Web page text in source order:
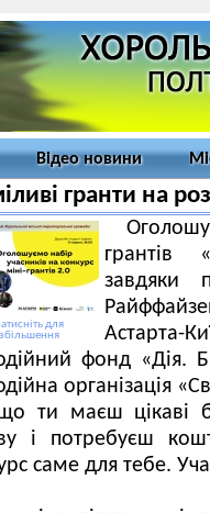
Відео новини
гранти на
для
збільшення
грантів
завдяки
Астарта-
фонд «Дія.
організація
ти маєш цікаві
і потребуєш
саме для тебе.